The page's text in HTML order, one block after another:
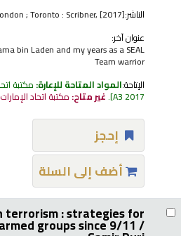
الناشر:; Toronto : Scribner, [2017]
عنوان آخر:
bin Laden and my years as a SEAL
Team warrior
الإتاحة:المواد المتاحة للإعارة: مكتبة
A3 2017
.غير متاح: مكتبة اتحاد
إحجز
أضف إلى السلة
terrorism : strategies for
groups since 9/11 /